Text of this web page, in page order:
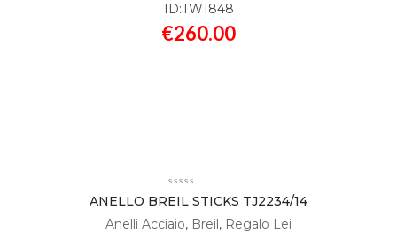
ID:TW1848
€260.00
ANELLO BREIL STICKS TJ2234/14
Anelli Acciaio, Breil, Regalo Lei